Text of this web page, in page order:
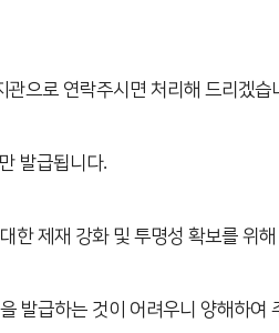
으로 연락주시면 처리해 드리겠습
발급됩니다.
한 제재 강화 및 투명성 확보를 위해
발급하는 것이 어려우니 양해하여